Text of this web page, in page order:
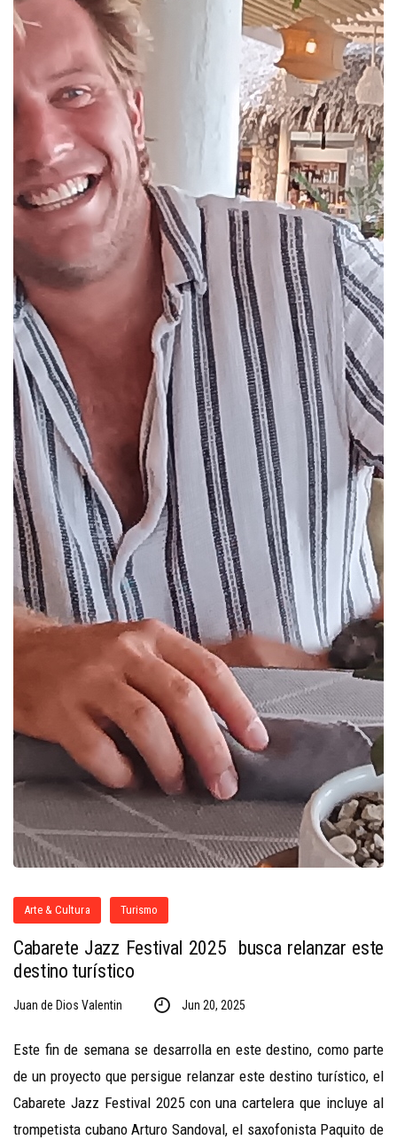
Arte & Cultura Turismo
Cabarete Jazz Festival 2025 busca relanzar este
destino turístico
Juan de Dios Valentin Jun 20, 2025
Este fin de semana se desarrolla en este destino, como parte
de un proyecto que persigue relanzar este destino turístico, el
Cabarete Jazz Festival 2025 con una cartelera que incluye al
trompetista cubano Arturo Sandoval, el saxofonista Paquito de